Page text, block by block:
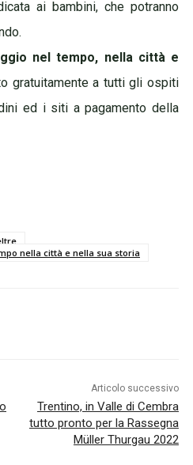
ai bambini, che potranno
nel tempo, nella città e
gratuitamente a tutti gli ospiti
ed i siti a pagamento della
nella città e nella sua storia
Articolo successivo
Trentino, in Valle di Cembra
tutto pronto per la Rassegna
Müller Thurgau 2022